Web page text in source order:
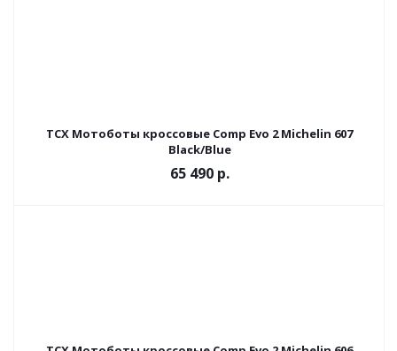
TCX Мотоботы кроссовые Comp Evo 2 Michelin 607
Black/Blue
65 490 р.